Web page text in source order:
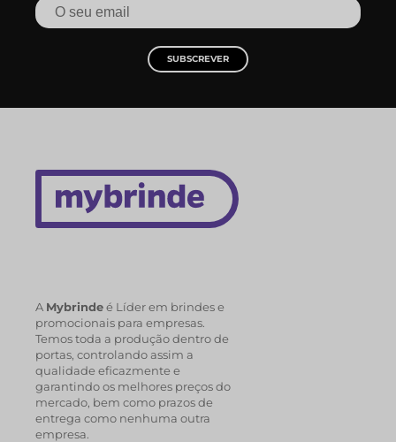
SUBSCREVER
A Mybrindeé Líder em brindes e
promocionais para empresas.
Temos toda a produção dentro de
portas, controlando assim a
qualidade eficazmente e
garantindo os melhores preços do
mercado, bem como prazos de
entrega como nenhuma outra
empresa.